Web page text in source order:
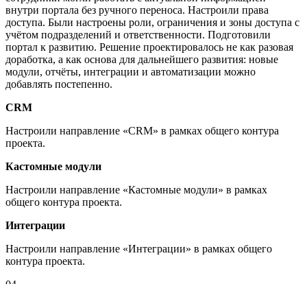
внутри портала без ручного переноса. Настроили права
доступа. Были настроены роли, ограничения и зоны доступа с
учётом подразделений и ответственности. Подготовили
портал к развитию. Решение проектировалось не как разовая
доработка, а как основа для дальнейшего развития: новые
модули, отчёты, интеграции и автоматизации можно
добавлять постепенно.
CRM
Настроили направление «CRM» в рамках общего контура
проекта.
Кастомные модули
Настроили направление «Кастомные модули» в рамках
общего контура проекта.
Интеграции
Настроили направление «Интеграции» в рамках общего
контура проекта.